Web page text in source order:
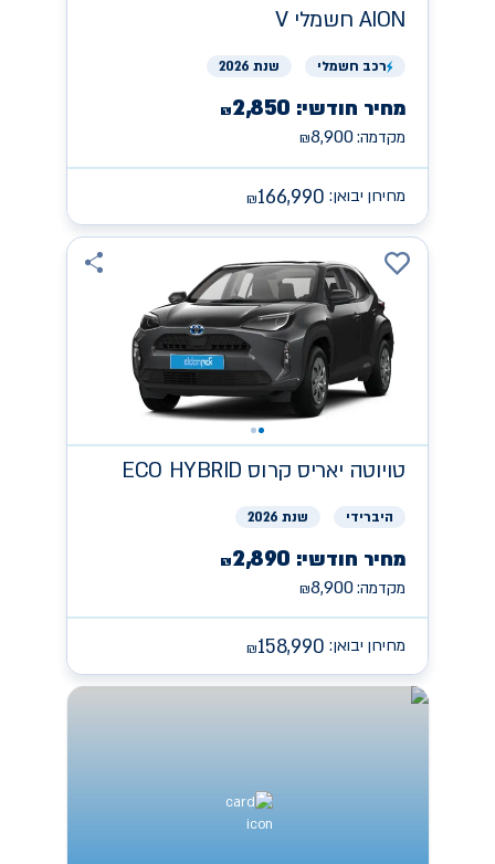
AION חשמלי V
רכב חשמלי שנת 2026
מחיר חודשי: ₪2,850
מקדמה: ₪8,900
מחירון יבואן: ₪166,990
טויוטה יאריס קרוס ECO HYBRID
היברידי שנת 2026
מחיר חודשי: ₪2,890
מקדמה: ₪8,900
מחירון יבואן: ₪158,990